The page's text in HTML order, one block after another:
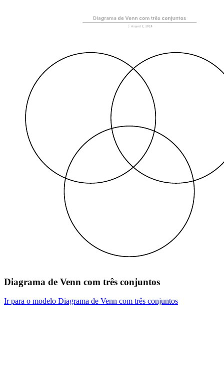
Diagrama de Venn com três conjuntos
Ir para o modelo Diagrama de Venn com três conjuntos